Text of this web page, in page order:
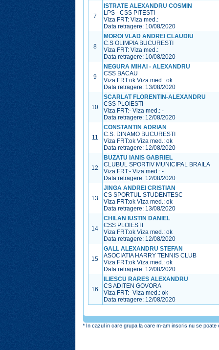
7
ISTRATE ALEXANDRU COSMIN
LPS - CSS PITESTI
Viza FRT: Viza med.:
Data retragere: 10/08/2020
8
MOROI VLAD ANDREI CLAUDIU
C.S OLIMPIA BUCURESTI
Viza FRT: Viza med.:
Data retragere: 10/08/2020
9
NEGURA MIHAI - ALEXANDRU
CSS BACAU
Viza FRT:ok Viza med.:ok
Data retragere: 13/08/2020
10
SCARLAT FLORENTIN-ALEXANDRU
CSS PLOIESTI
Viza FRT:- Viza med.:-
Data retragere: 12/08/2020
11
CONSTANTIN ADRIAN
C.S. DINAMO BUCURESTI
Viza FRT:ok Viza med.:ok
Data retragere: 12/08/2020
12
BUZATU IANIS GABRIEL
CLUBUL SPORTIV MUNICIPAL BRAILA
Viza FRT:- Viza med.:-
Data retragere: 12/08/2020
13
JINGA ANDREI CRISTIAN
CS SPORTUL STUDENTESC
Viza FRT:ok Viza med.:ok
Data retragere: 13/08/2020
14
CHILAN IUSTIN DANIEL
CSS PLOIESTI
Viza FRT:ok Viza med.:ok
Data retragere: 12/08/2020
15
GALL ALEXANDRU STEFAN
ASOCIATIA HARRY TENNIS CLUB
Viza FRT:ok Viza med.:ok
Data retragere: 12/08/2020
16
ILIESCU RARES ALEXANDRU
CS ADITEN GOVORA
Viza FRT:- Viza med.:ok
Data retragere: 12/08/2020
* In cazul in care grupa la care m-am inscris nu se poate